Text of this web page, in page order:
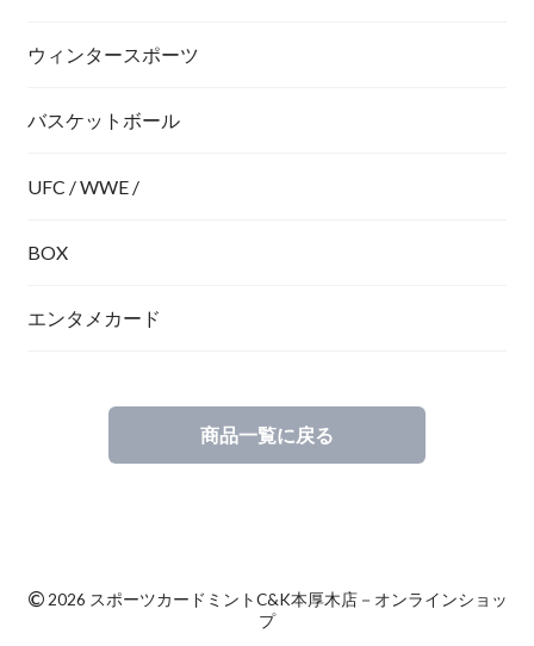
ウィンタースポーツ
バスケットボール
UFC / WWE /
BOX
エンタメカード
商品一覧に戻る
©2026 スポーツカードミントC&K本厚木店－オンラインショッ
プ